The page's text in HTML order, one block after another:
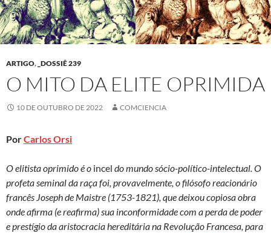
ARTIGO, _DOSSIÊ 239
O MITO DA ELITE OPRIMIDA
10 DE OUTUBRO DE 2022 COMCIENCIA
PorCarlos Orsi
O elitista oprimido é o incel do mundo sócio-político-intelectual. O
profeta seminal da raça foi, provavelmente, o filósofo reacionário
francês Joseph de Maistre (1753-1821), que deixou copiosa obra
onde afirma (e reafirma) sua inconformidade com a perda de poder
e prestígio da aristocracia hereditária na Revolução Francesa, para